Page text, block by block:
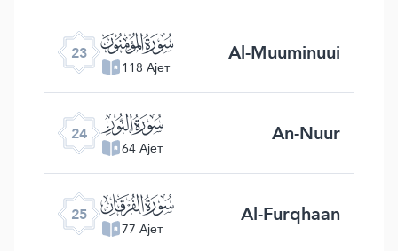
23 ﮣ
118 Ајет Al-Muuminuui
24 ﮤ
64 Ајет An-Nuur
25 ﮥ
77 Ајет Al-Furqhaan